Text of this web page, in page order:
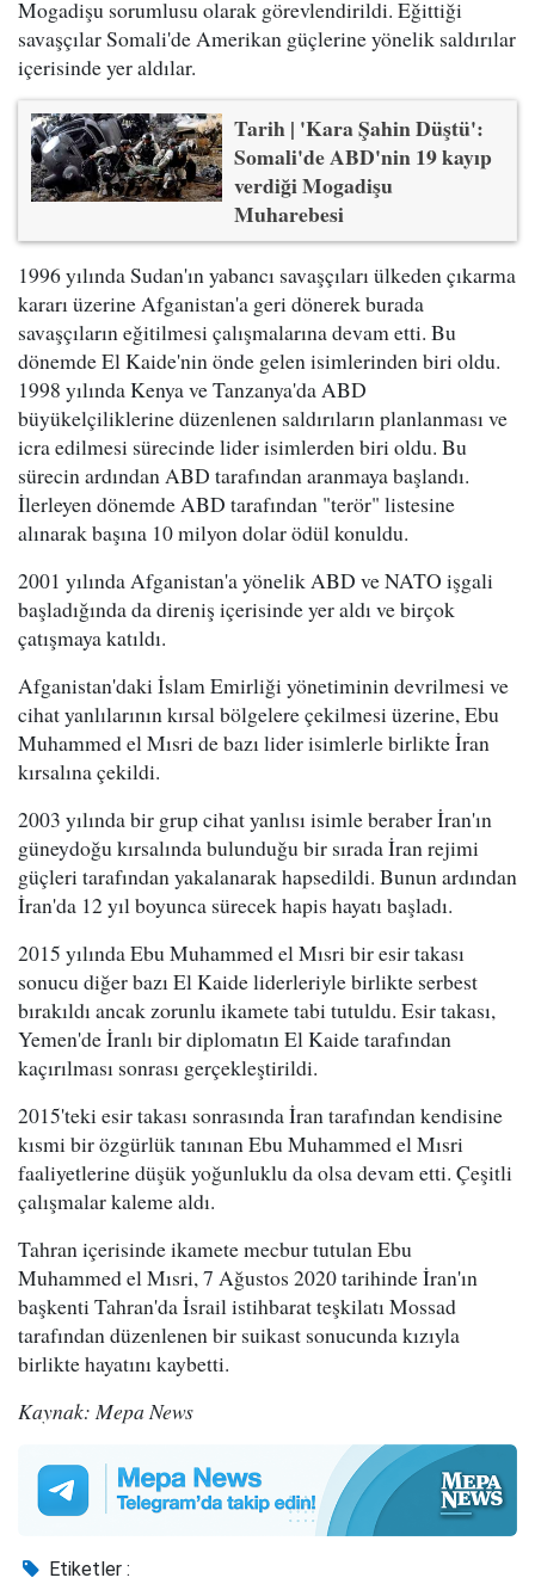
Mogadişu sorumlusu olarak görevlendirildi. Eğittiği
savaşçılar Somali'de Amerikan güçlerine yönelik saldırılar
içerisinde yer aldılar.
Tarih | 'Kara Şahin Düştü':
Somali'de ABD'nin 19 kayıp
verdiği Mogadişu
Muharebesi
1996 yılında Sudan'ın yabancı savaşçıları ülkeden çıkarma
kararı üzerine Afganistan'a geri dönerek burada
savaşçıların eğitilmesi çalışmalarına devam etti. Bu
dönemde El Kaide'nin önde gelen isimlerinden biri oldu.
1998 yılında Kenya ve Tanzanya'da ABD
büyükelçiliklerine düzenlenen saldırıların planlanması ve
icra edilmesi sürecinde lider isimlerden biri oldu. Bu
sürecin ardından ABD tarafından aranmaya başlandı.
İlerleyen dönemde ABD tarafından "terör" listesine
alınarak başına 10 milyon dolar ödül konuldu.
2001 yılında Afganistan'a yönelik ABD ve NATO işgali
başladığında da direniş içerisinde yer aldı ve birçok
çatışmaya katıldı.
Afganistan'daki İslam Emirliği yönetiminin devrilmesi ve
cihat yanlılarının kırsal bölgelere çekilmesi üzerine, Ebu
Muhammed el Mısri de bazı lider isimlerle birlikte İran
kırsalına çekildi.
2003 yılında bir grup cihat yanlısı isimle beraber İran'ın
güneydoğu kırsalında bulunduğu bir sırada İran rejimi
güçleri tarafından yakalanarak hapsedildi. Bunun ardından
İran'da 12 yıl boyunca sürecek hapis hayatı başladı.
2015 yılında Ebu Muhammed el Mısri bir esir takası
sonucu diğer bazı El Kaide liderleriyle birlikte serbest
bırakıldı ancak zorunlu ikamete tabi tutuldu. Esir takası,
Yemen'de İranlı bir diplomatın El Kaide tarafından
kaçırılması sonrası gerçekleştirildi.
2015'teki esir takası sonrasında İran tarafından kendisine
kısmi bir özgürlük tanınan Ebu Muhammed el Mısri
faaliyetlerine düşük yoğunluklu da olsa devam etti. Çeşitli
çalışmalar kaleme aldı.
Tahran içerisinde ikamete mecbur tutulan Ebu
Muhammed el Mısri, 7 Ağustos 2020 tarihinde İran'ın
başkenti Tahran'da İsrail istihbarat teşkilatı Mossad
tarafından düzenlenen bir suikast sonucunda kızıyla
birlikte hayatını kaybetti.
Kaynak: Mepa News
Etiketler :